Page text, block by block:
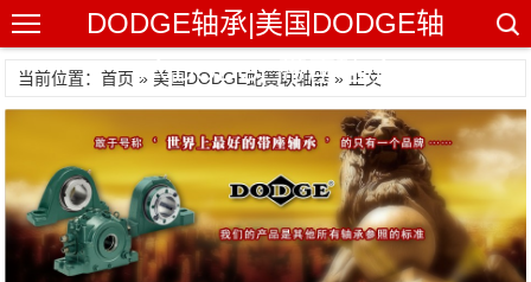
DODGE轴承|美国DODGE轴
承|DODGE带座轴承
当前位置：首页 » 美国DODGE蛇簧联轴器 » 正文